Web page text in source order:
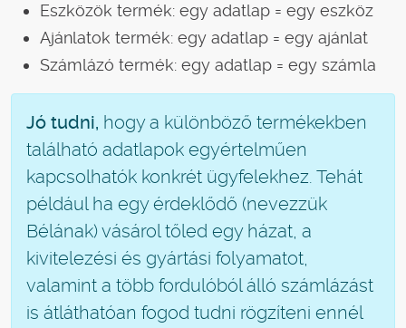
Eszközök termék: egy adatlap = egy eszköz
Ajánlatok termék: egy adatlap = egy ajánlat
Számlázó termék: egy adatlap = egy számla
Jó tudni, hogy a különböző termékekben
található adatlapok egyértelműen
kapcsolhatók konkrét ügyfelekhez. Tehát
például ha egy érdeklődő (nevezzük
Bélának) vásárol tőled egy házat, a
kivitelezési és gyártási folyamatot,
valamint a több fordulóból álló számlázást
is átláthatóan fogod tudni rögzíteni ennél